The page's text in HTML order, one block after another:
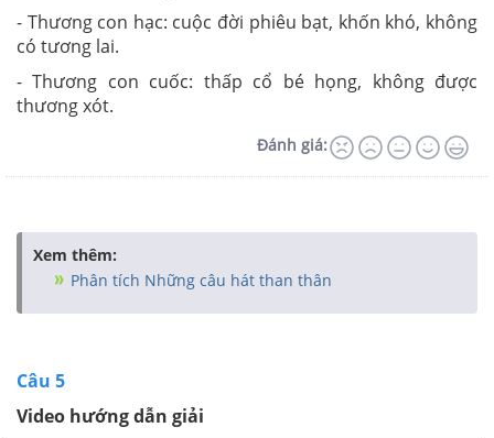
- Thương con hạc: cuộc đời phiêu bạt, khốn khó, không
có tương lai.
- Thương con cuốc: thấp cổ bé họng, không được
thương xót.
Đánh giá:
Xem thêm:
Phân tích Những câu hát than thân
Câu 5
Video hướng dẫn giải